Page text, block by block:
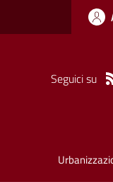
Seguici su